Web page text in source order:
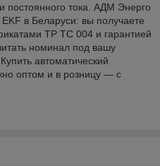
постоянного тока. АДМ Энерго
в Беларуси: вы получаете
ТР ТС 004 и гарантией
номинал под вашу
автоматический
оптом и в розницу — с